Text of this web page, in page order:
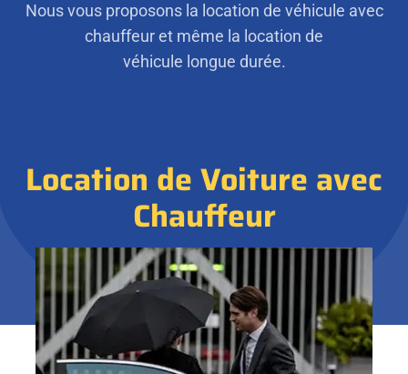
Nous vous proposons la location de véhicule avec
chauffeur et même la location de
véhicule longue durée.
Location de Voiture avec
Chauffeur